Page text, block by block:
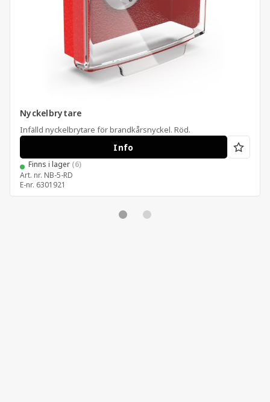
Nyckelbrytare
Infälld nyckelbrytare för brandkårsnyckel. Röd.
Info
Finns i lager (6)
Art. nr. NB-5-RD
E-nr. 6301921